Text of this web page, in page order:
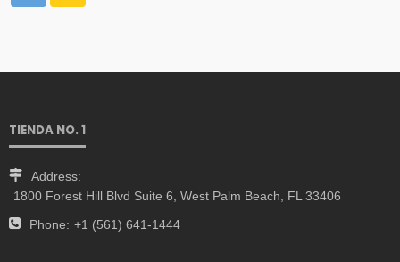
TIENDA NO. 1
Address:
1800 Forest Hill Blvd Suite 6, West Palm Beach, FL 33406
Phone: +1 (561) 641-1444